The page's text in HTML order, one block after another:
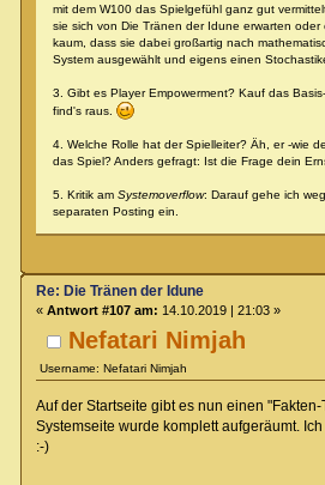
mit dem W100 das Spielgefühl ganz gut
sie sich von Die Tränen der Idune erwarten
kaum, dass sie dabei großartig nach
System ausgewählt und eigens einen
3. Gibt es Player Empowerment? Kauf das
find's raus.
4. Welche Rolle hat der Spielleiter? Äh, er -wie
das Spiel? Anders gefragt: Ist die Frage dein
5. Kritik am Systemoverflow: Darauf gehe ich
separaten Posting ein.
Nefatari Nimjah
Username: Nefatari Nimjah
Re: Die Tränen der Idune
« Antwort #107 am: 14.10.2019 | 21:03 »
Auf der Startseite gibt es nun einen
Systemseite wurde komplett aufgeräumt.
:-)